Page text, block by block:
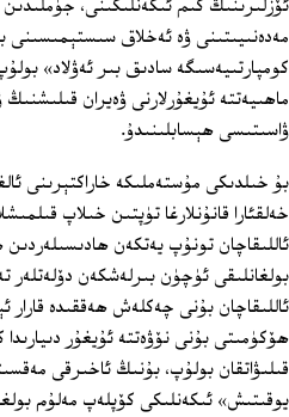
ئۆزلىرىنىڭ كىم ئىكەنلىكىنى،
مەدەنىيىتىنى ۋە ئەخلاق
كومپارتىيەسىگە سادىق بىر ئەۋلاد»
ماھىيەتتە ئۇيغۇرلارنى ۋەيران
ۋاسىتىسى ھېسابلىنىدۇ.
بۇ خىلدىكى مۇستەملىكە خاراكتېرىنى
خەلقئارا قانۇنلارغا تۈپتىن خىلاپ
ئاللىقاچان تونۇپ يەتكەن
بولغانلىقى ئۈچۈن بىرلەشكەن
ئاللىقاچان بۇنى چەكلەش ھەققىدە قارار
ھۆكۈمىتى بۇنى نۆۋەتتە ئۇيغۇر
قىلىۋاتقان بولۇپ، بۇنىڭ ئاخىرقى
يوقىتىش» ئىكەنلىكى كۆپلەپ مەلۇم